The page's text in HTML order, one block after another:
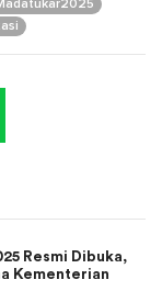
Resmi Dibuka,
Kementerian